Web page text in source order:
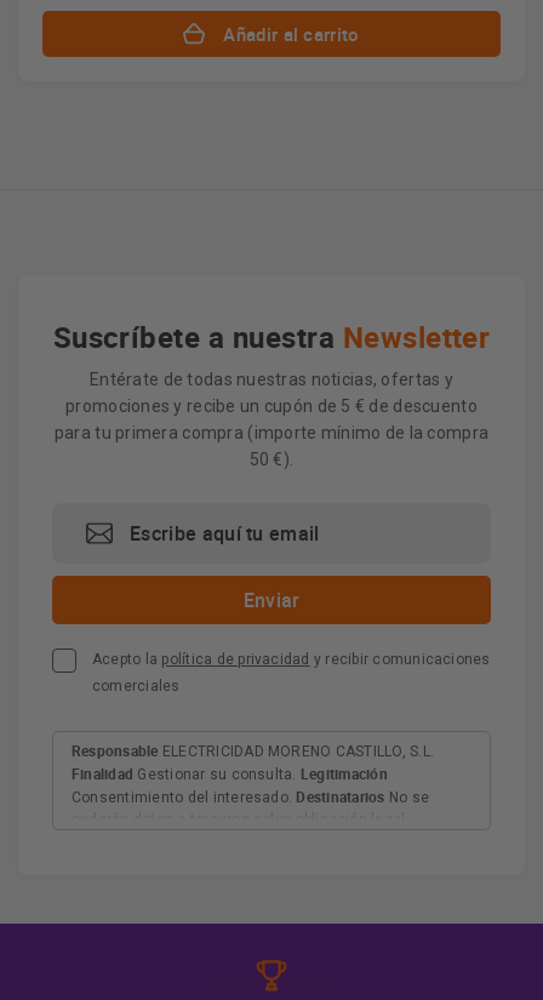
Añadir al carrito
Suscríbete a nuestra Newsletter
Entérate de todas nuestras noticias, ofertas y
promociones y recibe un cupón de 5 € de descuento
para tu primera compra (importe mínimo de la compra
50 €).
Acepto la política de privacidad y recibir comunicaciones
comerciales
Responsable ELECTRICIDAD MORENO CASTILLO, S.L.
Finalidad Gestionar su consulta. Legitimación
Consentimiento del interesado. Destinatarios No se